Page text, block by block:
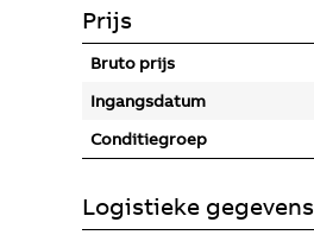
Prijs
Bruto prijs
Ingangsdatum
Conditiegroep
Logistieke gegevens